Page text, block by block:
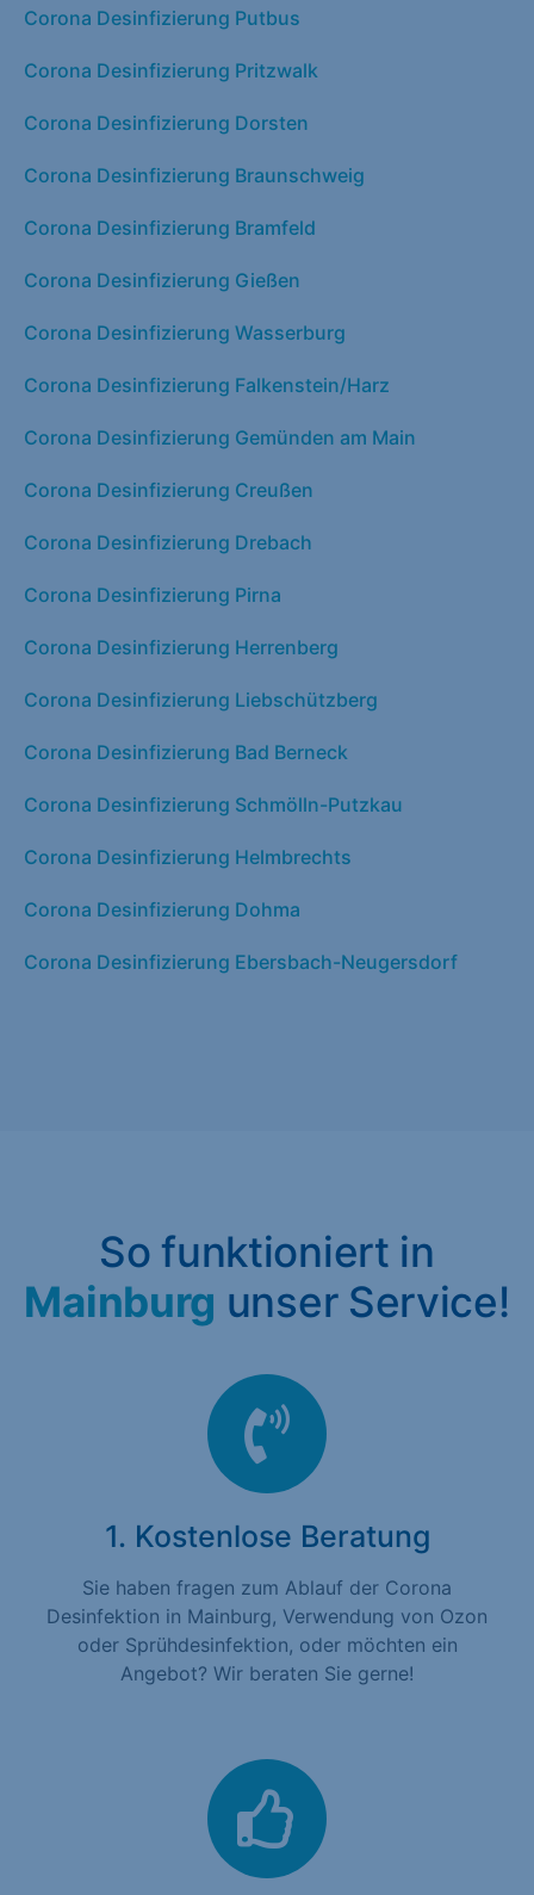
Corona Desinfizierung Putbus
Corona Desinfizierung Pritzwalk
Corona Desinfizierung Dorsten
Corona Desinfizierung Braunschweig
Corona Desinfizierung Bramfeld
Corona Desinfizierung Gießen
Corona Desinfizierung Wasserburg
Corona Desinfizierung Falkenstein/Harz
Corona Desinfizierung Gemünden am Main
Corona Desinfizierung Creußen
Corona Desinfizierung Drebach
Corona Desinfizierung Pirna
Corona Desinfizierung Herrenberg
Corona Desinfizierung Liebschützberg
Corona Desinfizierung Bad Berneck
Corona Desinfizierung Schmölln-Putzkau
Corona Desinfizierung Helmbrechts
Corona Desinfizierung Dohma
Corona Desinfizierung Ebersbach-Neugersdorf
So funktioniert in
Mainburg unser Service!
1. Kostenlose Beratung
Sie haben fragen zum Ablauf der Corona
Desinfektion in Mainburg, Verwendung von Ozon
oder Sprühdesinfektion, oder möchten ein
Angebot? Wir beraten Sie gerne!